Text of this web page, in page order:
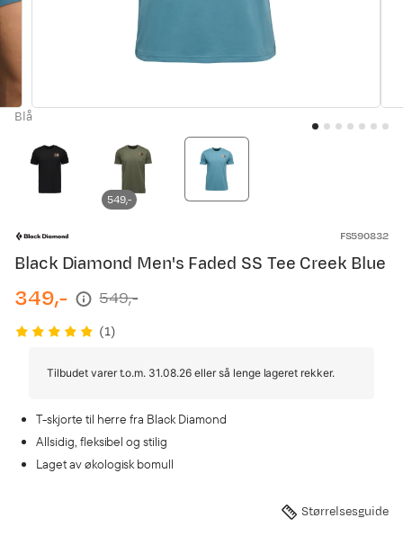
Blå
549,-
FS590832
Black Diamond Men's Faded SS Tee Creek Blue
discounted
price
349,-
original
price
549,-
(1)
Tilbudet varer t.o.m. 31.08.26 eller så lenge lageret rekker.
T-skjorte til herre fra Black Diamond
Allsidig, fleksibel og stilig
Laget av økologisk bomull
Størrelsesguide